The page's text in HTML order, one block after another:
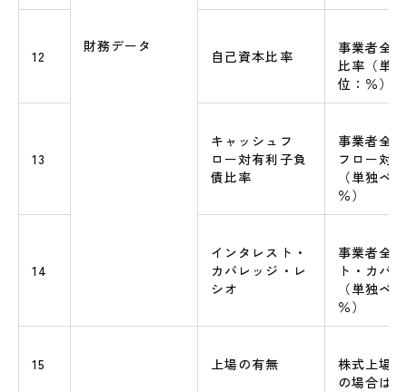
財務データ
12 自己資本比率
事業者全
比率（単
位：％）
13
キャッシュフ
ロー対有利子負
債比率
事業者全
フロー対
（単独ベ
％）
14
インタレスト・
カバレッジ・レ
シオ
事業者全
ト・カバ
（単独ベ
％）
15 上場の有無
株式上場
の場合は